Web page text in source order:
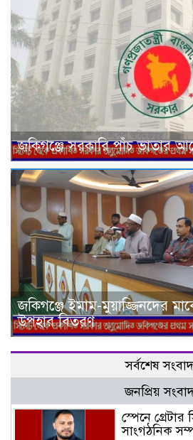
জকিগঞ্জে সরকারি পাঁচ
জকিগঞ্জে ইমাম-মুয়াজ্জিনদের
উপহার বিতরণ
সর্বশেষ সংবাদ
জনপ্রিয়
স্পেনে
সাংগঠনিক